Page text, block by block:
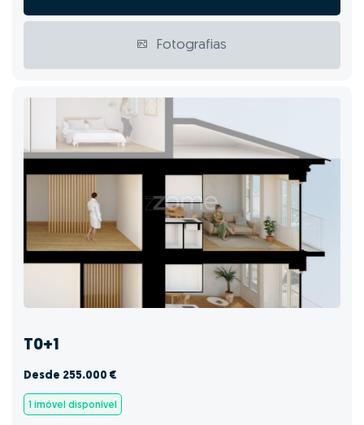
Fotografias
T0+1
Desde 255.000 €
1 imóvel disponível